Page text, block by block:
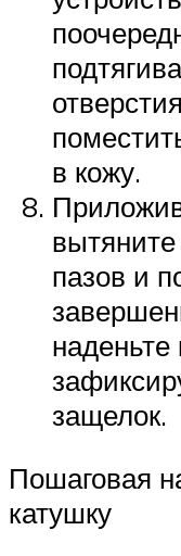
в кожу.
пазов и
защелок.
Пошаговая
катушку